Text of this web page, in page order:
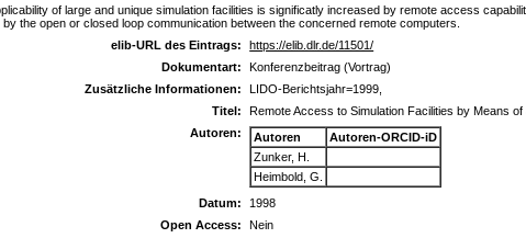
of large and unique simulation facilities is significatly increased by remote access
by the open or closed loop communication between the concerned remote computers.
elib-URL des Eintrags:
https://elib.dlr.de/11501/
Dokumentart:
Konferenzbeitrag (Vortrag)
Zusätzliche Informationen:
LIDO-Berichtsjahr=1999,
Titel:
Remote Access to Simulation Facilities by Means
Autoren:
Autoren
Autoren-ORCID-iD
Zunker, H.
Heimbold, G.
Datum:
1998
Open Access:
Nein